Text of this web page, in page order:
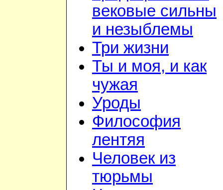
вековые сильны
и незыблемы
Три жизни
Ты и моя, и как
чужая
Уроды
Философия
лентяя
Человек из
тюрьмы